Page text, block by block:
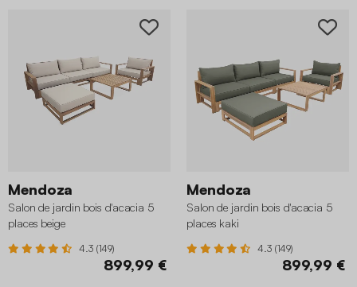
Mendoza
Salon de jardin bois d'acacia 5
places beige
4.3 (149)
899,99 €
Mendoza
Salon de jardin bois d'acacia 5
places kaki
4.3 (149)
899,99 €